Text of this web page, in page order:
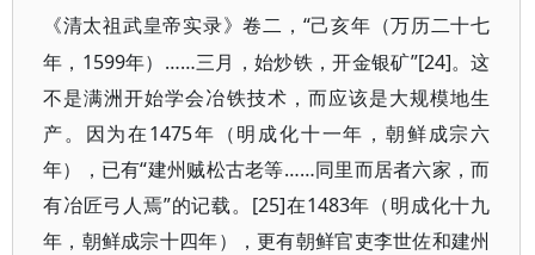
《清太祖武皇帝实录》卷二， “己亥年（万历二十七
年，1599年）……三月，始炒铁，开金银矿”[24]。这
不是满洲开始学会冶铁技术，而应该是大规模地生
产。因为在1475年（明成化十一年，朝鲜成宗六
年），已有“建州贼松古老等……同里而居者六家，而
有冶匠弓人焉”的记载。[25]在1483年（明成化十九
年，朝鲜成宗十四年），更有朝鲜官吏李世佐和建州